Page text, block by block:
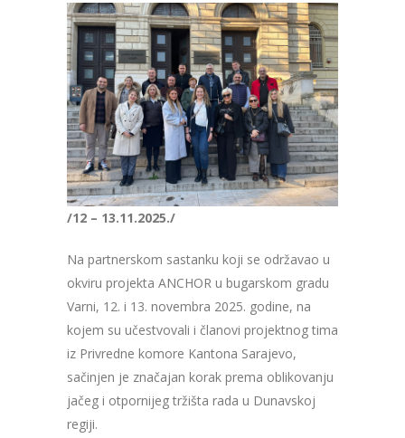
/12 – 13.11.2025./
Na partnerskom sastanku koji se održavao u
okviru projekta ANCHOR u bugarskom gradu
Varni, 12. i 13. novembra 2025. godine, na
kojem su učestvovali i članovi projektnog tima
iz Privredne komore Kantona Sarajevo,
sačinjen je značajan korak prema oblikovanju
jačeg i otpornijeg tržišta rada u Dunavskoj
regiji.